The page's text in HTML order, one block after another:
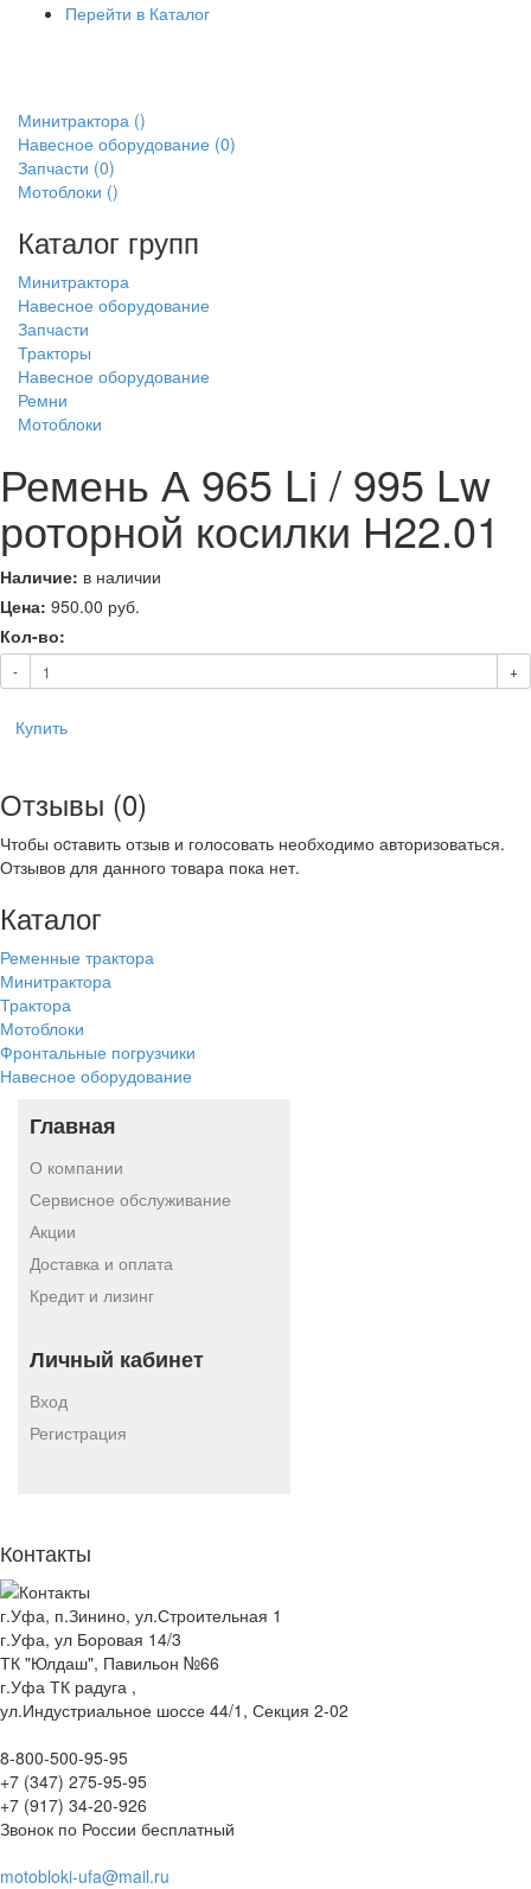
Перейти в Каталог
Минитрактора ()
Навесное оборудование (0)
Запчасти (0)
Мотоблоки ()
Каталог групп
Минитрактора
Навесное оборудование
Запчасти
Тракторы
Навесное оборудование
Ремни
Мотоблоки
Ремень А 965 Li / 995 Lw
роторной косилки Н22.01
Наличие: в наличии
Цена: 950.00 руб.
Кол-во:
- +
Купить
Отзывы (0)
Чтобы оcтавить отзыв и голосовать необходимо авторизоваться.
Отзывов для данного товара пока нет.
Каталог
Ременные трактора
Минитрактора
Трактора
Мотоблоки
Фронтальные погрузчики
Навесное оборудование
Главная
О компании
Сервисное обслуживание
Акции
Доставка и оплата
Кредит и лизинг
Личный кабинет
Вход
Регистрация
Контакты
г.Уфа, п.Зинино, ул.Строительная 1
г.Уфа, ул Боровая 14/3
ТК "Юлдаш", Павильон №66
г.Уфа ТК радуга ,
ул.Индустриальное шоссе 44/1, Секция 2-02
8-800-500-95-95
+7 (347) 275-95-95
+7 (917) 34-20-926
Звонок по России бесплатный
motobloki-ufa@mail.ru